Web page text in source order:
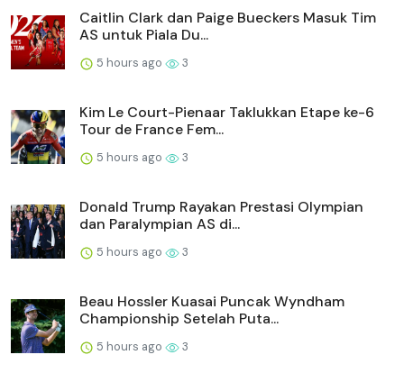
Caitlin Clark dan Paige Bueckers Masuk Tim
AS untuk Piala Du...
5 hours ago 3
Kim Le Court-Pienaar Taklukkan Etape ke-6
Tour de France Fem...
5 hours ago 3
Donald Trump Rayakan Prestasi Olympian
dan Paralympian AS di...
5 hours ago 3
Beau Hossler Kuasai Puncak Wyndham
Championship Setelah Puta...
5 hours ago 3